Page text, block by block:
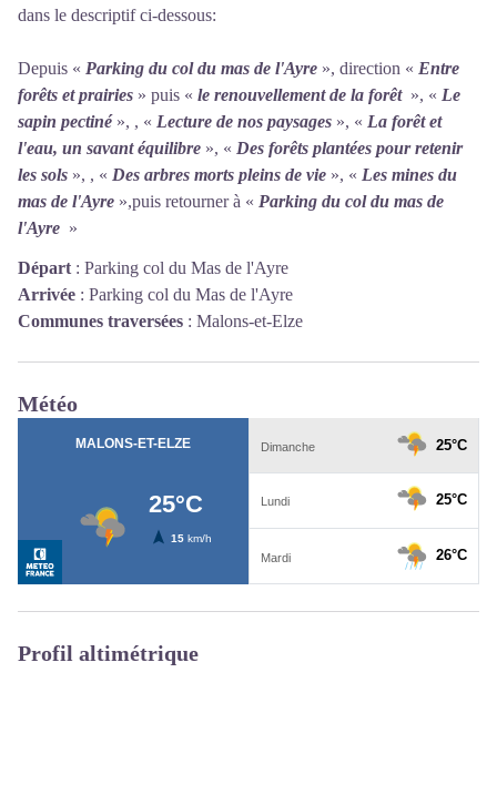
dans le descriptif ci-dessous:
Depuis « Parking du col du mas de l'Ayre », direction « Entre
forêts et prairies » puis « le renouvellement de la forêt », « Le
sapin pectiné», , « Lecture de nos paysages », « La forêt et
l'eau, un savant équilibre », « Des forêts plantées pour retenir
les sols », , « Des arbres morts pleins de vie », « Les mines du
mas de l'Ayre »,puis retourner à « Parking du col du mas de
l'Ayre »
Départ : Parking col du Mas de l'Ayre
Arrivée : Parking col du Mas de l'Ayre
Communes traversées : Malons-et-Elze
Météo
Profil altimétrique